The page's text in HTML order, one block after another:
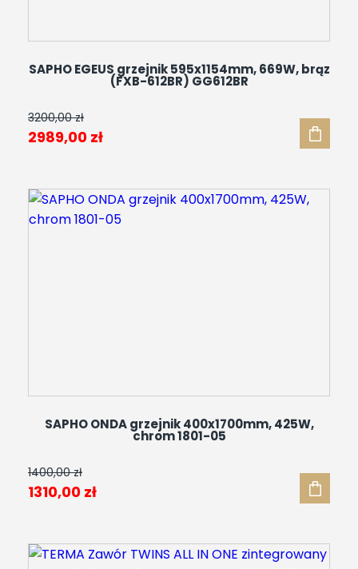
SAPHO EGEUS grzejnik 595x1154mm, 669W, brąz
(FXB-612BR) GG612BR
3200,00zł
Pierwotna
3200,00 zł.
2989,00 złAktualna
2989,00 zł.
SAPHO ONDA grzejnik 400x1700mm, 425W,
chrom 1801-05
1400,00zł
Pierwotna
1400,00 zł.
1310,00 złAktualna
1310,00 zł.